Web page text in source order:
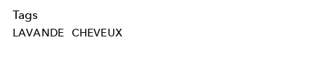
Tags
LAVANDE CHEVEUX